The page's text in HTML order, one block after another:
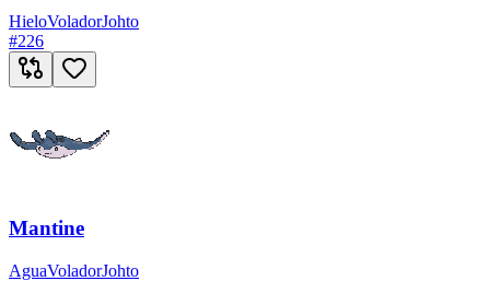
HieloVoladorJohto
#226
Mantine
AguaVoladorJohto